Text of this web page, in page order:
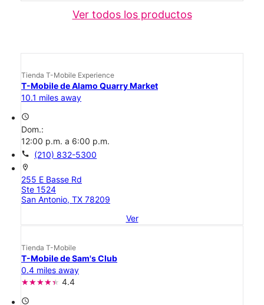
Ver todos los productos
Tienda T-Mobile Experience
T-Mobile de Alamo Quarry Market
10.1 miles away
access_time
Dom.:
12:00 p.m. a 6:00 p.m.
call (210) 832-5300
location_on
255 E Basse Rd
Ste 1524
San Antonio, TX 78209
Ver
Tienda T-Mobile
T-Mobile de Sam's Club
0.4 miles away
4.4
access_time